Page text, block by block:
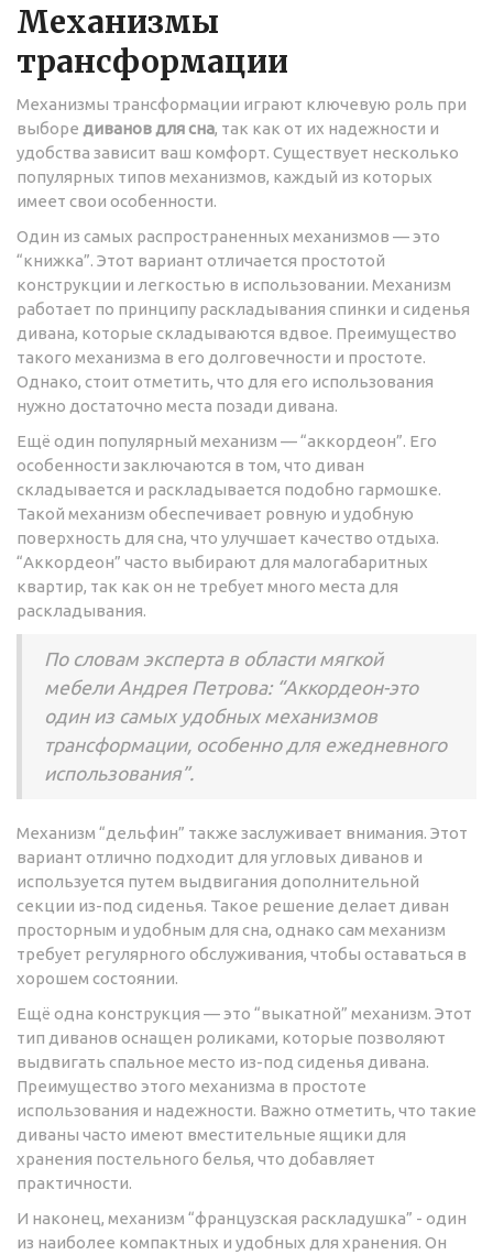
Механизмы
трансформации
Механизмы трансформации играют ключевую роль при
выборе диванов для сна, так как от их надежности и
удобства зависит ваш комфорт. Существует несколько
популярных типов механизмов, каждый из которых
имеет свои особенности.
Один из самых распространенных механизмов — это
“книжка”. Этот вариант отличается простотой
конструкции и легкостью в использовании. Механизм
работает по принципу раскладывания спинки и сиденья
дивана, которые складываются вдвое. Преимущество
такого механизма в его долговечности и простоте.
Однако, стоит отметить, что для его использования
нужно достаточно места позади дивана.
Ещё один популярный механизм — “аккордеон”. Его
особенности заключаются в том, что диван
складывается и раскладывается подобно гармошке.
Такой механизм обеспечивает ровную и удобную
поверхность для сна, что улучшает качество отдыха.
“Аккордеон” часто выбирают для малогабаритных
квартир, так как он не требует много места для
раскладывания.
По словам эксперта в области мягкой
мебели Андрея Петрова: “Аккордеон-это
один из самых удобных механизмов
трансформации, особенно для ежедневного
использования”.
Механизм “дельфин” также заслуживает внимания. Этот
вариант отлично подходит для угловых диванов и
используется путем выдвигания дополнительной
секции из-под сиденья. Такое решение делает диван
просторным и удобным для сна, однако сам механизм
требует регулярного обслуживания, чтобы оставаться в
хорошем состоянии.
Ещё одна конструкция — это “выкатной” механизм. Этот
тип диванов оснащен роликами, которые позволяют
выдвигать спальное место из-под сиденья дивана.
Преимущество этого механизма в простоте
использования и надежности. Важно отметить, что такие
диваны часто имеют вместительные ящики для
хранения постельного белья, что добавляет
практичности.
И наконец, механизм “французская раскладушка” - один
из наиболее компактных и удобных для хранения. Он